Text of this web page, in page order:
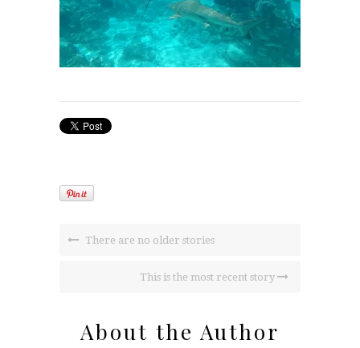
There are no older stories
This is the most recent story
About the Author